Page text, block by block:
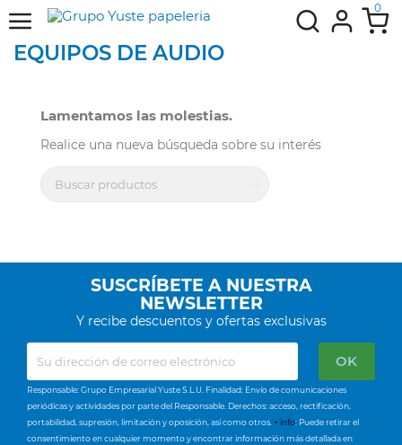
0
EQUIPOS DE AUDIO
Lamentamos las molestias.
Realice una nueva búsqueda sobre su interés
SUSCRÍBETE A NUESTRA
NEWSLETTER
Y recibe descuentos y ofertas exclusivas
Responsable: Grupo Empresarial Yuste S.L.U. Finalidad: Envío de comunicaciones
periódicas y actividades por parte del Responsable. Derechos: acceso, rectificación,
portabilidad, supresión, limitación y oposición, así como otros.+ info: Puede retirar el
consentimiento en cualquier momento y encontrar información más detallada en